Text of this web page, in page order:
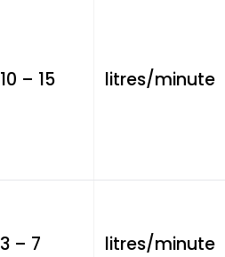
10 – 15 litres/minute
3 – 7 litres/minute